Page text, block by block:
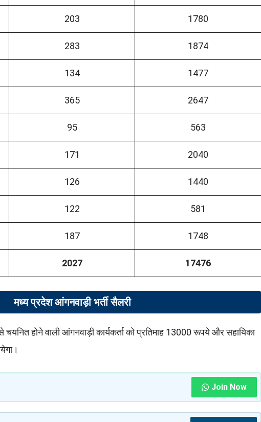
203 1780
283 1874
134 1477
365 2647
95 563
171 2040
126 1440
122 581
187 1748
2027 17476
मध्य प्रदेश आंगनवाड़ी भर्ती सैलरी
चयनित होने वाली आंगनवाड़ी कार्यकर्ता को प्रतिमाह 13000 रूपये और सहायिका
Join Now